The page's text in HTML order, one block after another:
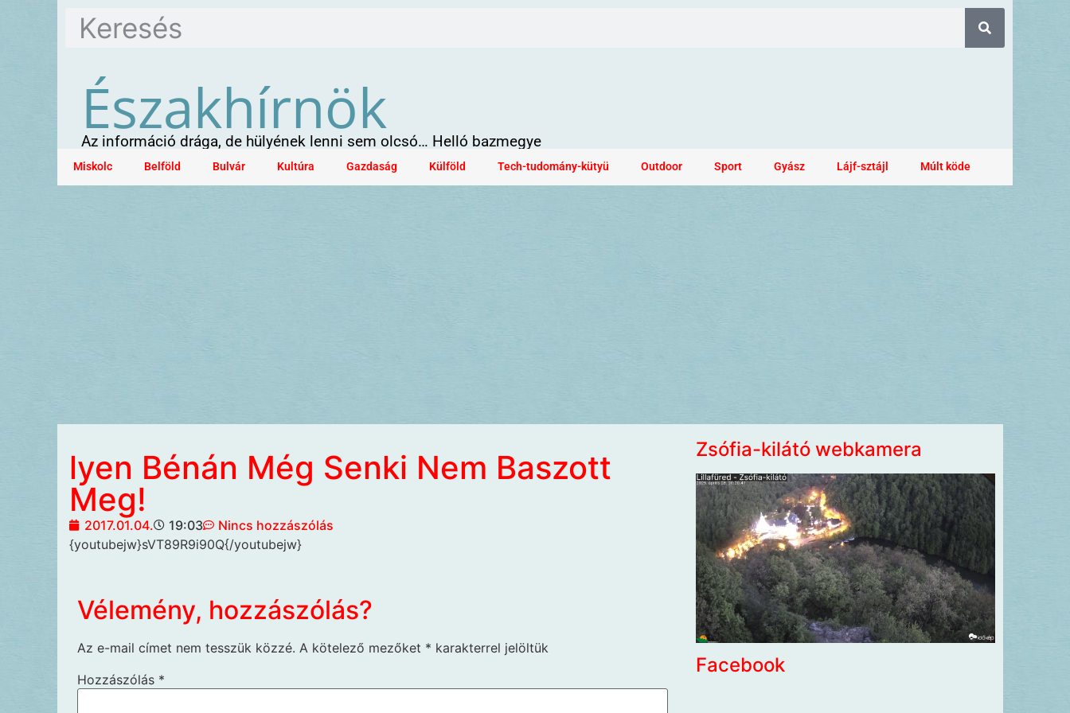
Északhírnök
Az információ drága, de hülyének lenni sem olcsó… Helló bazmegye
Miskolc Belföld Bulvár Kultúra Gazdaság Külföld Tech-tudomány-kütyü Outdoor Sport Gyász Lájf-sztájl Múlt köde
lyen Bénán Még Senki Nem Baszott
Meg!
2017.01.04. 19:03
Nincs hozzászólás
{youtubejw}sVT89R9i90Q{/youtubejw}
Vélemény, hozzászólás?
Az e-mail címet nem tesszük közzé. A kötelező mezőket * karakterrel jelöltük
Hozzászólás *
Zsófia-kilátó webkamera
Facebook